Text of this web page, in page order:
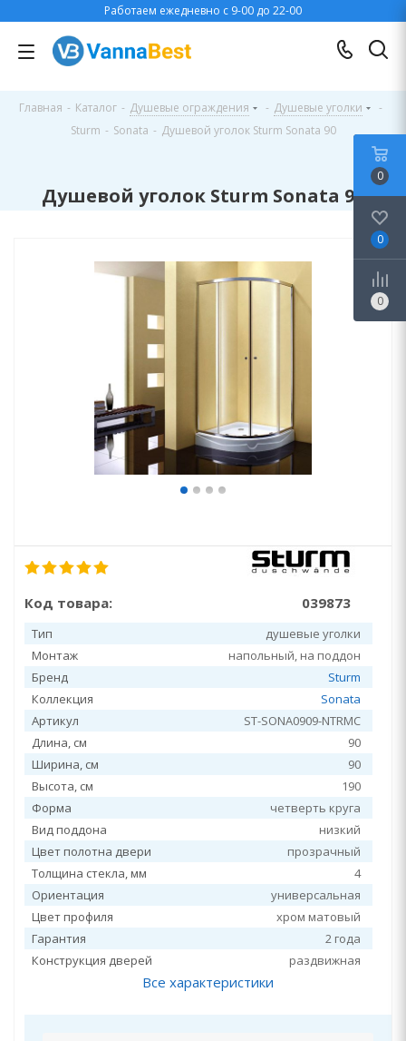
Работаем ежедневно с 9-00 до 22-00
Главная - Каталог - Душевые ограждения - Душевые уголки
-
Sturm - Sonata - Душевой уголок Sturm Sonata 90
Душевой уголок Sturm Sonata 90
Код товара: 039873
Тип
душевые уголки
Монтаж
напольный, на поддон
Бренд
Sturm
Коллекция
Sonata
Артикул
ST-SONA0909-NTRMC
Длина, см
90
Ширина, см
90
Высота, см
190
Форма
четверть круга
Вид поддона
низкий
Цвет полотна двери
прозрачный
Толщина стекла, мм
4
Ориентация
универсальная
Цвет профиля
хром матовый
Гарантия
2 года
Конструкция дверей
раздвижная
Все характеристики
0
0
0